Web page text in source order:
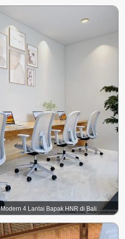
4 Lantai Bapak HNR di Bali